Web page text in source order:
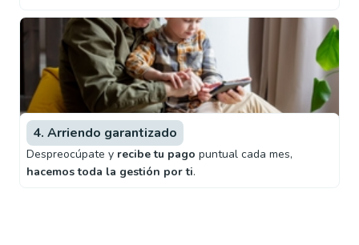
4. Arriendo garantizado
Despreocúpate y recibe tu pago puntual cada mes,
hacemos toda la gestión por ti.